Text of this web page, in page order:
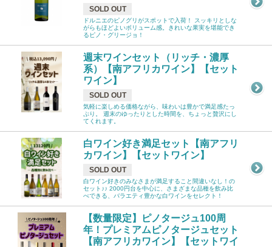
SOLD OUT
ドルニエのピノグリがスポットで入荷！ スッキリとしな
がらもほどよいボリューム感。きれいな果実を堪能でき
るピノ・グリージョ！
週末ワインセット（リッチ・濃厚
系）【南アフリカワイン】【セット
ワイン】
SOLD OUT
気軽に楽しめる価格ながら、味わいは豊かで満足感たっ
ぷり。 週末のゆったりとした時間を、ちょっと贅沢にし
てくれます。
白ワイン好き満足セット【南アフリ
カワイン】【セットワイン】
SOLD OUT
白ワイン好きのみなさまが満足すること間違いなし！の
セット♪♪ 2000円台を中心に、さまざまな品種を飲み比
べできる、バラエティ豊かな白ワインをセレクト！
【数量限定】ピノタージュ100周
年！プレミアムピノタージュセット
【南アフリカワイン】【セットワイ